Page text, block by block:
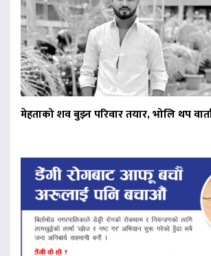
मेहताको शव बुझ्न परिवार तयार, भोलि थप